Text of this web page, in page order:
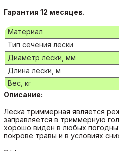
Гарантия 12 месяцев.
Материал
Тип сечения лески
Диаметр лески, мм
Длина лески, м
Вес, кг
Описание:
Леска триммерная является
заправляется в триммерную
хорошо виден в любых
покрове травы и в условиях